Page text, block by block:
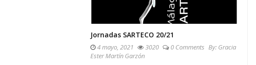
Jornadas SARTECO 20/21
4 mayo, 2021 3020 0 Comments By: Gracia
Ester Martín Garzón